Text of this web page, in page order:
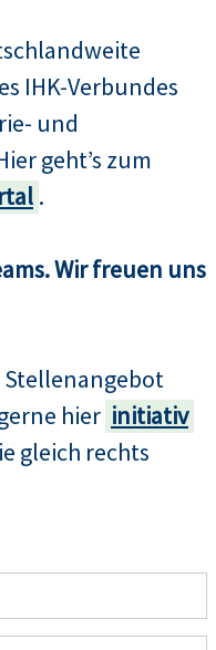
IHK-Verbundes
und
geht’s zum
.
Wir freuen uns
Stellenangebot
hier initiativ
gleich rechts